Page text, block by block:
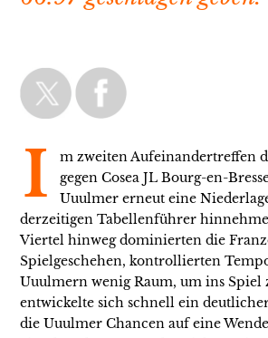
I
m zweiten Aufeinandertreffen
gegen Cosea JL Bourg-en-
Uuulmer erneut eine
derzeitigen Tabellenführer
Viertel hinweg dominierten die
Spielgeschehen, kontrollierten
Uuulmern wenig Raum, um ins Spiel
entwickelte sich schnell ein
die Uuulmer Chancen auf eine